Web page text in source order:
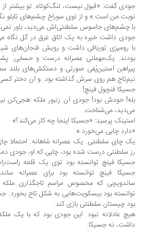
جودی گفت: «قبول نیست،‌ لنگ‌کوتاه. تو بیشتر
نوبت من است.» و از توی سوراخ چشم‌های تابلو
با چشم‌های جاسوس سلطنتی‌اش می‌دید، باور
جودی داشت خیره به یک اتاق غرق در گل نگاه
با رومیزی توربافی داشت و رویش فنجان‌های
بودند. یک‌مهمانی عصرانه درست و حسابی.
پیراهن آستین‌پُفی صورتی و دستکش‌های بلند
نیم‌تاج هم روی سرش گذاشته بود. و آن دختر
جسیکا فنچول فینچ!
بله! خودش بود! جودی آن زنبور ملکه هجی‌کن
می‌دید، می‌شناخت.
استینک پرسید: «جسیکا اینجا چه کار می‌کند؟»
«دارد چایی می‌خورد.»
یک چای سلطنتی. یک عصرانه شاهانه. احتمالا
رز سلطنتی درست شده بود، چایی که او،‌ جودی
جسیکا فینچ توانسته بود توی یک قلعه
جسیکا فینچ توانسته بود برای عصرانه
ساندویچی که مخصوص مراسم تاجگذاری ملکه
توانسته بود بیسکویت‌هایی به شکل تاج بخورد.
بود چیستان سلطنتی بازی کند.
هیچ عادلانه نبود. این جودی بود که با یک
داشت، نه جسیکا.